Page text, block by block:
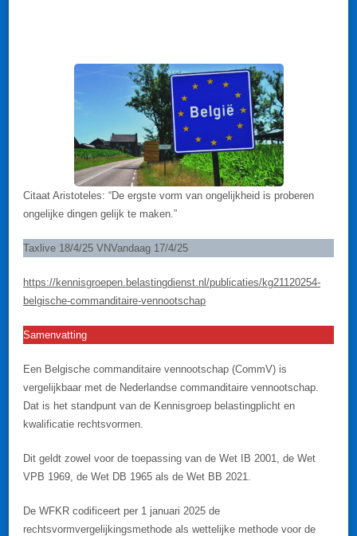
Citaat Aristoteles: “De ergste vorm van ongelijkheid is proberen
ongelijke dingen gelijk te maken.”
Taxlive 18/4/25 VNVandaag 17/4/25
https://kennisgroepen.belastingdienst.nl/publicaties/kg21120254-
belgische-commanditaire-vennootschap
Samenvatting
Een Belgische commanditaire vennootschap (CommV) is
vergelijkbaar met de Nederlandse commanditaire vennootschap.
Dat is het standpunt van de Kennisgroep belastingplicht en
kwalificatie rechtsvormen.
Dit geldt zowel voor de toepassing van de Wet IB 2001, de Wet
VPB 1969, de Wet DB 1965 als de Wet BB 2021.
De WFKR codificeert per 1 januari 2025 de
rechtsvormvergelijkingsmethode als wettelijke methode voor de